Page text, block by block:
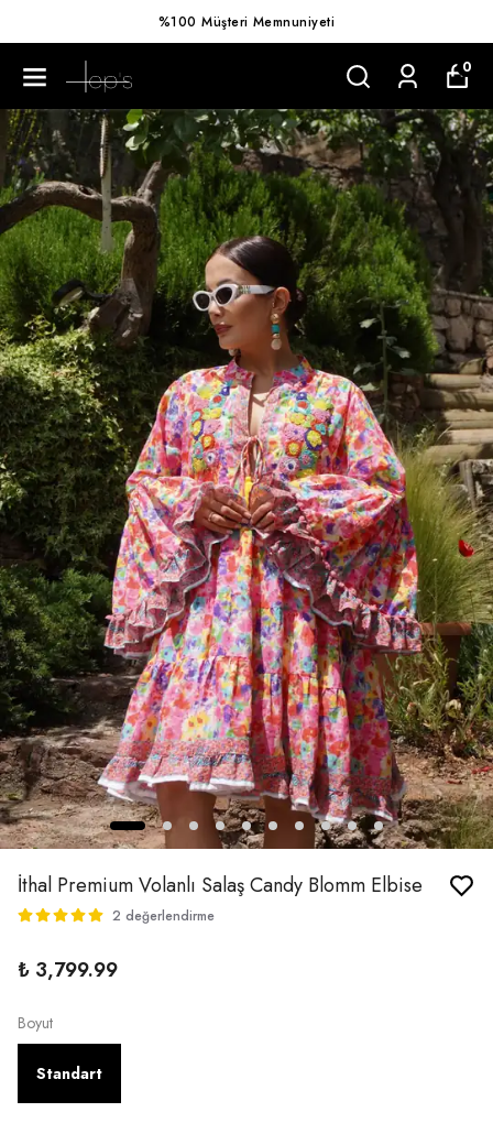
%100 Müşteri Memnuniyeti
0
İthal Premium Volanlı Salaş Candy Blomm Elbise
2 değerlendirme
₺ 3,799.99
Boyut
Standart